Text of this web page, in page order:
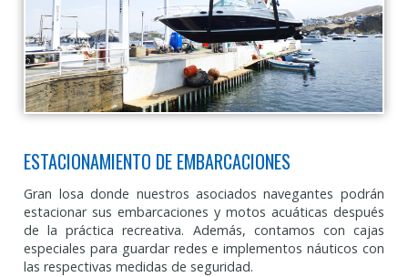
ESTACIONAMIENTO DE EMBARCACIONES
Gran losa donde nuestros asociados navegantes podrán
estacionar sus embarcaciones y motos acuáticas después
de la práctica recreativa. Además, contamos con cajas
especiales para guardar redes e implementos náuticos con
las respectivas medidas de seguridad.